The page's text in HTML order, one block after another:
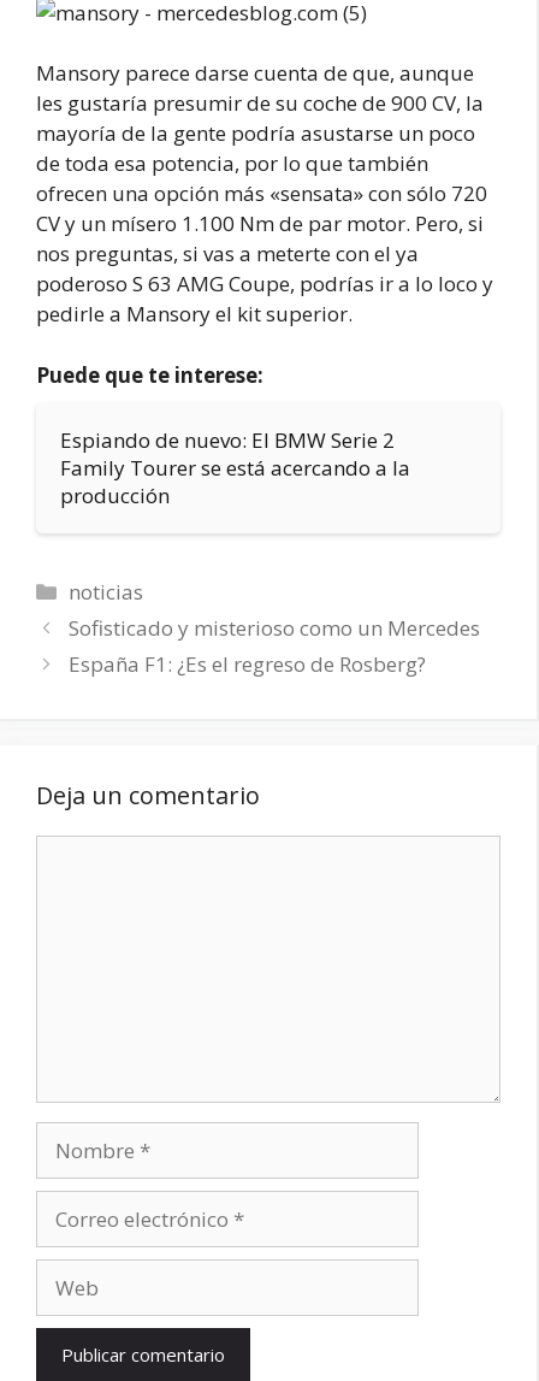
Mansory parece darse cuenta de que, aunque
les gustaría presumir de su coche de 900 CV, la
mayoría de la gente podría asustarse un poco
de toda esa potencia, por lo que también
ofrecen una opción más «sensata» con sólo 720
CV y un mísero 1.100 Nm de par motor. Pero, si
nos preguntas, si vas a meterte con el ya
poderoso S 63 AMG Coupe, podrías ir a lo loco y
pedirle a Mansory el kit superior.
Puede que te interese:
Espiando de nuevo: El BMW Serie 2
Family Tourer se está acercando a la
producción
Categorías
noticias
Sofisticado y misterioso como un Mercedes
España F1: ¿Es el regreso de Rosberg?
Deja un comentario
electrónico